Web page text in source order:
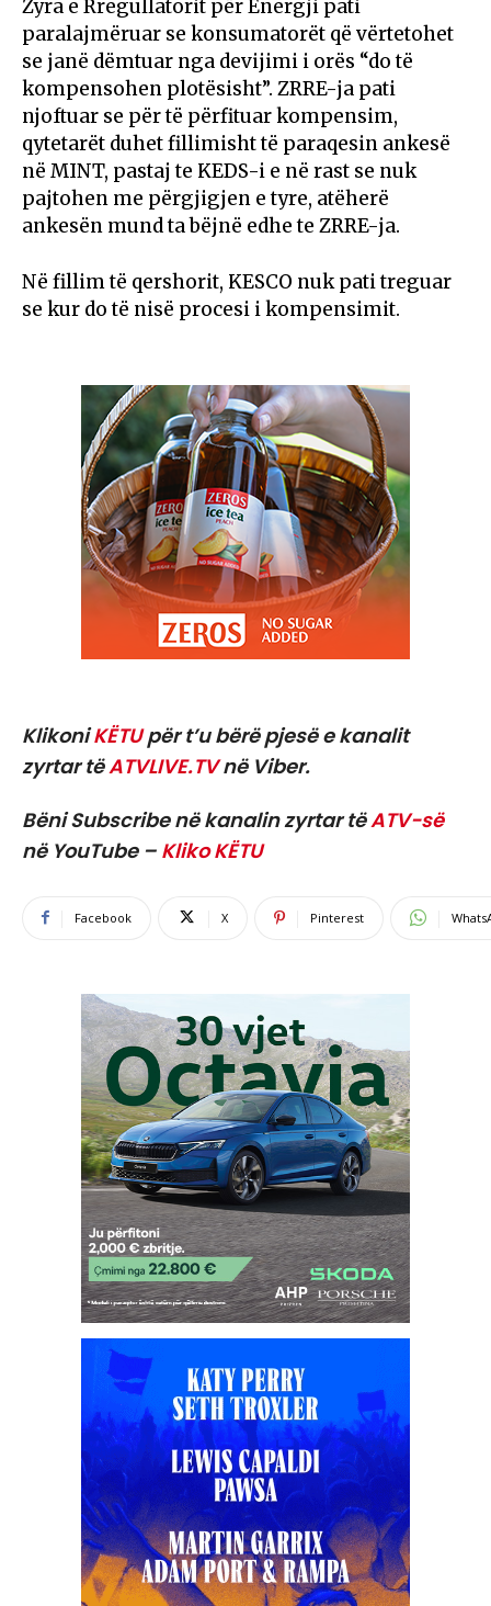
Zyra e Rregullatorit për Energji pati
paralajmëruar se konsumatorët që vërtetohet
se janë dëmtuar nga devijimi i orës “do të
kompensohen plotësisht”. ZRRE-ja pati
njoftuar se për të përfituar kompensim,
qytetarët duhet fillimisht të paraqesin ankesë
në MINT, pastaj te KEDS-i e në rast se nuk
pajtohen me përgjigjen e tyre, atëherë
ankesën mund ta bëjnë edhe te ZRRE-ja.
Në fillim të qershorit, KESCO nuk pati treguar
se kur do të nisë procesi i kompensimit.
KlikoniKËTUpër t’u bërë pjesë e kanalit
zyrtar tëATVLIVE.TVnë Viber.
Bëni Subscribe në kanalin zyrtar tëATV-së
në YouTube – Kliko KËTU
Facebook X Pinterest